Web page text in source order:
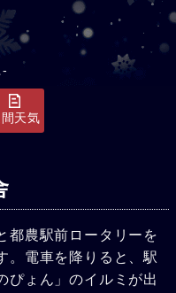
-
天気
都農駅前ロータリーを
。電車を降りると、駅
ぴょん」のイルミが出